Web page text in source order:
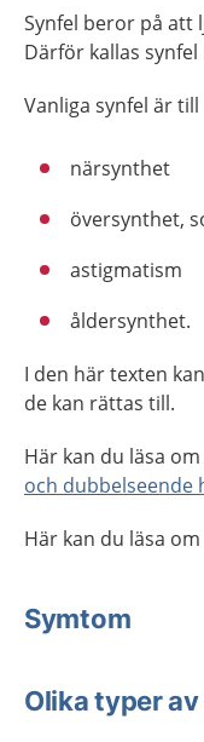
Synfel beror på att
Därför kallas
Vanliga synfel är
närsynthet
översynthet,
astigmatism
åldersynthet.
I den här texten
de kan rättas till.
Här kan du läsa om
och dubbelseende
Här kan du läsa om
Symtom
Olika typer